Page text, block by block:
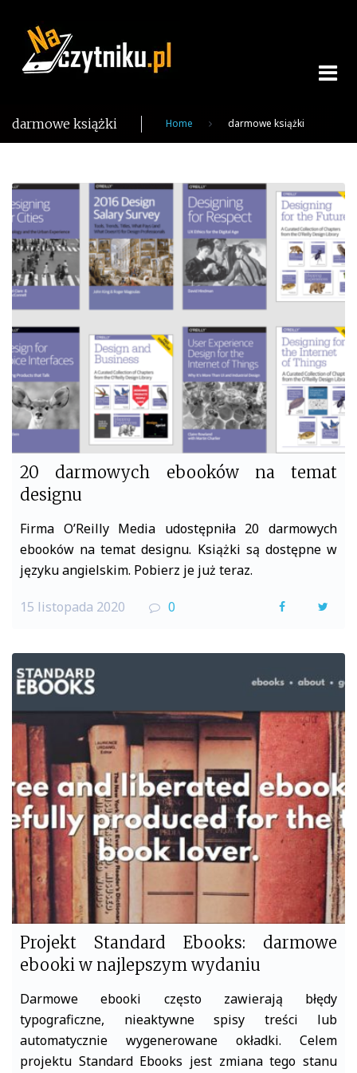
content
darmowe książki Home darmowe książki
Tag:
darmowe
książki
20 darmowych ebooków na temat
designu
Firma O’Reilly Media udostępniła 20 darmowych
ebooków na temat designu. Książki są dostępne w
języku angielskim. Pobierz je już teraz.
15 listopada 2020 0
F
e
b
o
k
t
t
e
r
Projekt Standard Ebooks: darmowe
ebooki w najlepszym wydaniu
Darmowe ebooki często zawierają błędy
typograficzne, nieaktywne spisy treści lub
automatycznie wygenerowane okładki. Celem
projektu Standard Ebooks jest zmiana tego stanu